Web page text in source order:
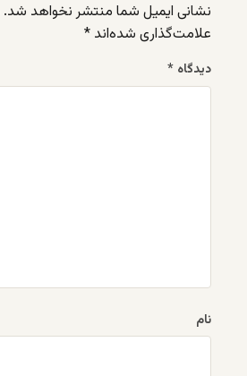
نشانی ایمیل شما منتشر نخواهد شد.
علامت‌گذاری شده‌اند *
دیدگاه *
نام